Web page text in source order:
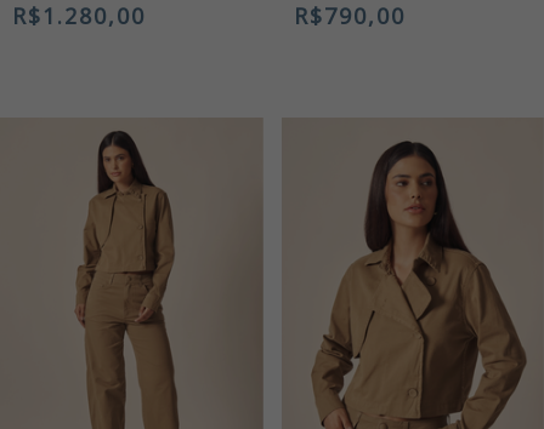
R$1.280,00 R$790,00